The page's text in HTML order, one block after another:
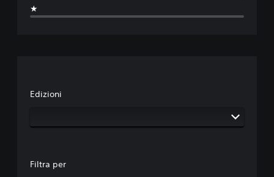
★
Edizioni
Filtra per